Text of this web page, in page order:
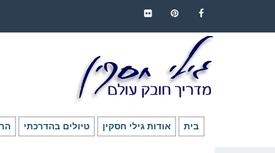
בית אודות גילי חסקין טיולים בהדרכתי